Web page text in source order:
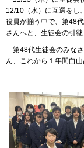
12/10（水）に互選をし
役員が揃う中で、第48
さんへと、生徒会の引継
第48代生徒会のみな
ん、これから１年間白